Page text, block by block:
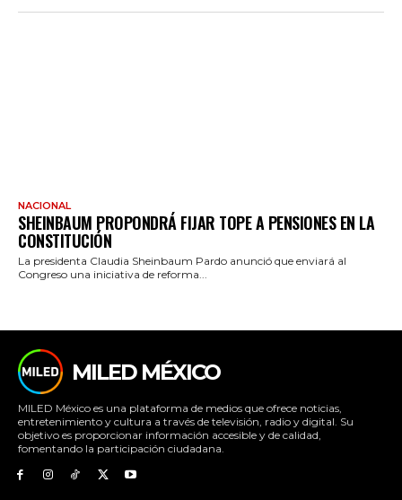
NACIONAL
SHEINBAUM PROPONDRÁ FIJAR TOPE A PENSIONES EN LA
CONSTITUCIÓN
La presidenta Claudia Sheinbaum Pardo anunció que enviará al
Congreso una iniciativa de reforma...
MILED MÉXICO
MILED México es una plataforma de medios que ofrece noticias,
entretenimiento y cultura a través de televisión, radio y digital. Su
objetivo es proporcionar información accesible y de calidad,
fomentando la participación ciudadana.